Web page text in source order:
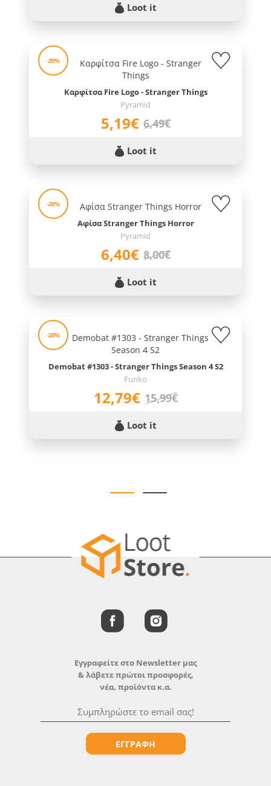
Loot it
-20%
Καρφίτσα Fire Logo - Stranger Things
Pyramid
5,19€ 6,49€
Loot it
-20%
Αφίσα Stranger Things Horror
Pyramid
6,40€ 8,00€
Loot it
-20%
Demobat #1303 - Stranger Things Season 4 S2
Funko
12,79€ 15,99€
Loot it
Εγγραφείτε στο Newsletter μας
& λάβετε πρώτοι προσφορές,
νέα, προϊόντα κ.α.
ΕΓΓΡΑΦΗ